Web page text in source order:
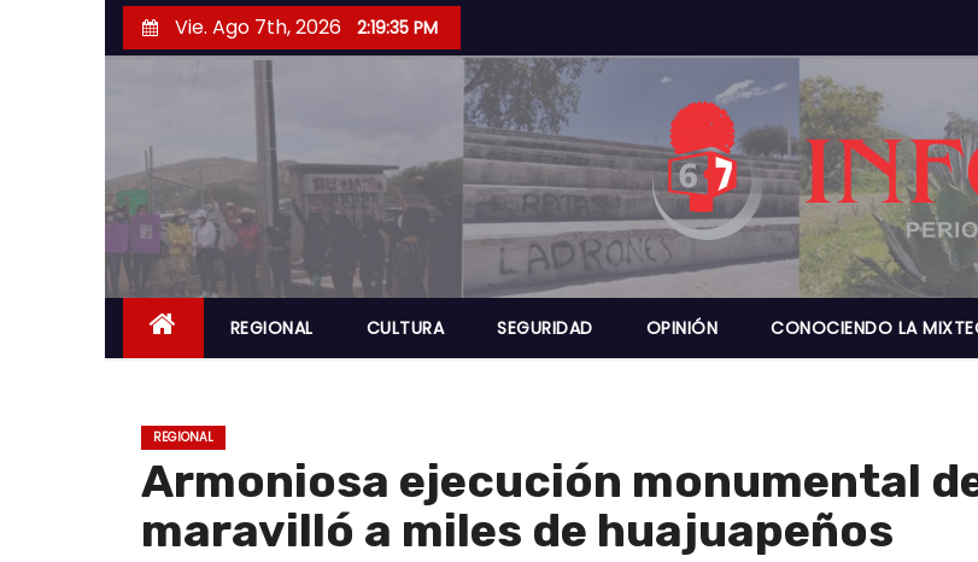
a
r
a
l
n
Vie. Ago 7th, 2026 2:19:36 PM
REGIONAL CULTURA SEGURIDAD OPINIÓN CONOCIENDO LA
REGIONAL
Armoniosa ejecución monumental
maravilló a miles de huajuapeños